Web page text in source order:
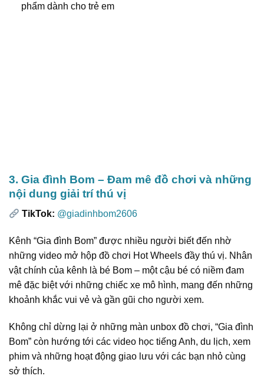
phẩm dành cho trẻ em
3. Gia đình Bom – Đam mê đồ chơi và những
nội dung giải trí thú vị
TikTok: @giadinhbom2606
Kênh “Gia đình Bom” được nhiều người biết đến nhờ
những video mở hộp đồ chơi Hot Wheels đầy thú vị. Nhân
vật chính của kênh là bé Bom – một cậu bé có niềm đam
mê đặc biệt với những chiếc xe mô hình, mang đến những
khoảnh khắc vui vẻ và gần gũi cho người xem.
Không chỉ dừng lại ở những màn unbox đồ chơi, “Gia đình
Bom” còn hướng tới các video học tiếng Anh, du lịch, xem
phim và những hoạt động giao lưu với các bạn nhỏ cùng
sở thích.